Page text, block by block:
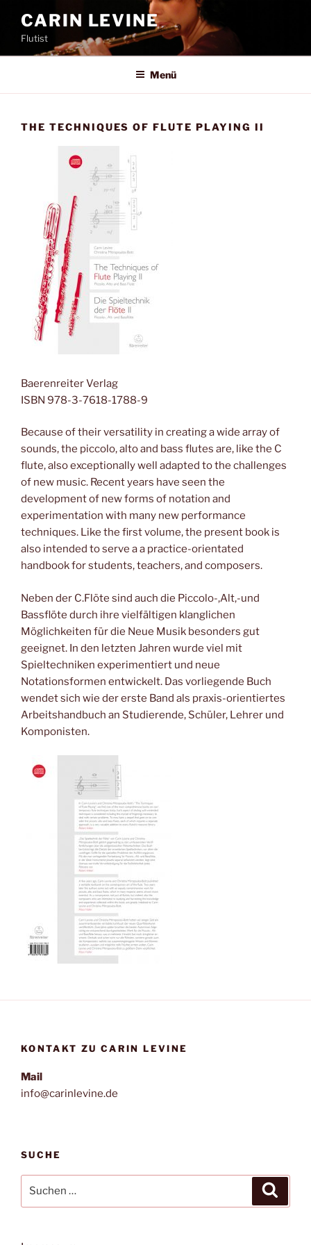
Inhalt
springen
CARIN LEVINE
Flutist
Menü
THE TECHNIQUES OF FLUTE PLAYING II
Baerenreiter Verlag
ISBN 978-3-7618-1788-9
Because of their versatility in creating a wide array of
sounds, the piccolo, alto and bass flutes are, like the C
flute, also exceptionally well adapted to the challenges
of new music. Recent years have seen the
development of new forms of notation and
experimentation with many new performance
techniques. Like the first volume, the present book is
also intended to serve a a practice-orientated
handbook for students, teachers, and composers.
Neben der C.Flöte sind auch die Piccolo-,Alt,-und
Bassflöte durch ihre vielfältigen klanglichen
Möglichkeiten für die Neue Musik besonders gut
geeignet. In den letzten Jahren wurde viel mit
Spieltechniken experimentiert und neue
Notationsformen entwickelt. Das vorliegende Buch
wendet sich wie der erste Band als praxis-orientiertes
Arbeitshandbuch an Studierende, Schüler, Lehrer und
Komponisten.
KONTAKT ZU CARIN LEVINE
Mail
info@carinlevine.de
SUCHE
nach: